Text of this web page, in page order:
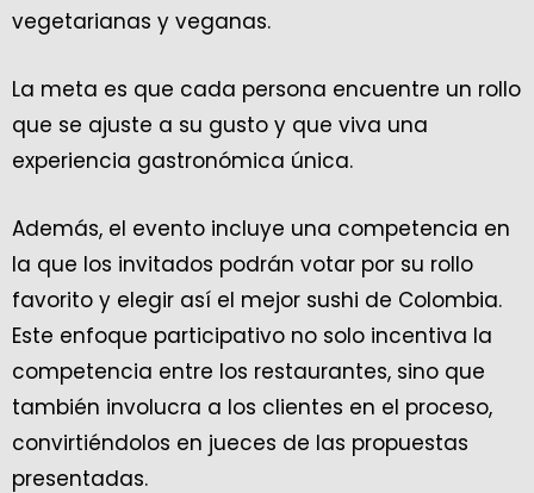
vegetarianas y veganas.
La meta es que cada persona encuentre un rollo
que se ajuste a su gusto y que viva una
experiencia gastronómica única.
Además, el evento incluye una competencia en
la que los invitados podrán votar por su rollo
favorito y elegir así el mejor sushi de Colombia.
Este enfoque participativo no solo incentiva la
competencia entre los restaurantes, sino que
también involucra a los clientes en el proceso,
convirtiéndolos en jueces de las propuestas
presentadas.